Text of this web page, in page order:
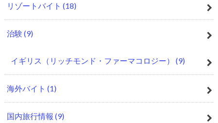
リゾートバイト (18)
治験 (9)
イギリス（リッチモンド・ファーマコロジー） (9)
海外バイト (1)
国内旅行情報 (9)